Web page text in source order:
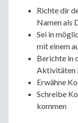
Richte dir
Namen als
Sei in
mit einem
Berichte in
Aktivitäten
Erwähne
Schreibe
kommen